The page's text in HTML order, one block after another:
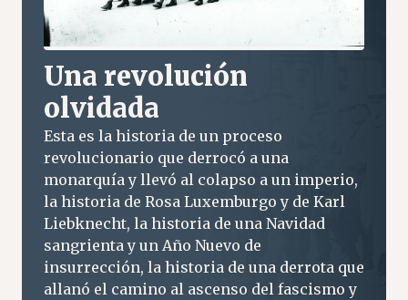
Una revolución
olvidada
Esta es la historia de un proceso
revolucionario que derrocó a una
monarquía y llevó al colapso a un imperio,
la historia de Rosa Luxemburgo y de Karl
Liebknecht, la historia de una Navidad
sangrienta y un Año Nuevo de
insurrección, la historia de una derrota que
allanó el camino al ascenso del fascismo y